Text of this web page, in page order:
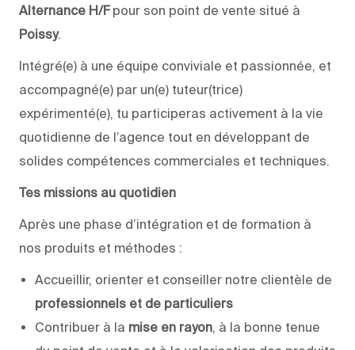
Alternance H/Fpour son point de vente situé à
Poissy.
Intégré(e) à une équipe conviviale et passionnée, et
accompagné(e) par un(e) tuteur(trice)
expérimenté(e), tu participeras activement à la vie
quotidienne de l’agence tout en développant de
solides compétences commerciales et techniques.
Tes missions au quotidien
Après une phase d’intégration et de formation à
nos produits et méthodes :
Accueillir, orienter et conseiller notre clientèle de
professionnels et de particuliers
Contribuer à la mise en rayon, à la bonne tenue